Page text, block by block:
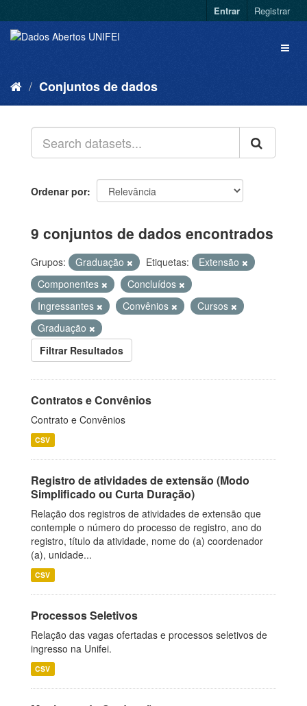
Entrar Registrar
Conjuntos de dados
Ordenar por
9 conjuntos de dados encontrados
Grupos: Graduação Etiquetas:
Extensão
Componentes
Concluídos
Ingressantes
Convênios
Cursos
Graduação
Filtrar Resultados
Contratos e Convênios
Contrato e Convênios
CSV
Registro de atividades de extensão (Modo
Simplificado ou Curta Duração)
Relação dos registros de atividades de extensão que
contemple o número do processo de registro, ano do
registro, título da atividade, nome do (a) coordenador
(a), unidade...
CSV
Processos Seletivos
Relação das vagas ofertadas e processos seletivos de
ingresso na Unifei.
CSV